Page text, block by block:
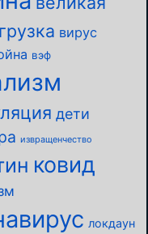
вирус
вэф
дети
извращенчество
ковид
локдаун